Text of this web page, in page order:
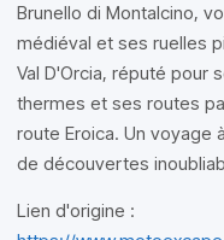
Brunello di Montalcino,
médiéval et ses ruelles
Val D'Orcia, réputé pour
thermes et ses routes
route Eroica. Un voyage
de découvertes
Lien d'origine :